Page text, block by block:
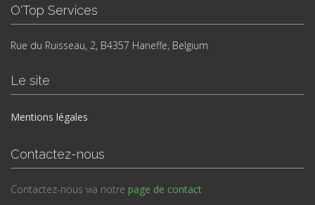
O'Top Services
Rue du Ruisseau, 2, B4357 Haneffe, Belgium
Le site
Mentions légales
Contactez-nous
Contactez-nous via notre page de contact